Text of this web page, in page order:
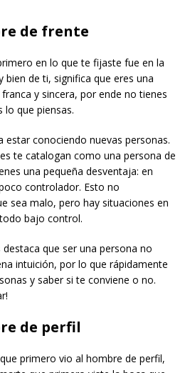
de frente
en lo que te fijaste fue en la
bien de ti, significa que eres una
y sincera, por ende no tienes
lo que piensas.
conociendo nuevas personas.
te catalogan como una persona de
una pequeña desventaja: en
controlador. Esto no
sea malo, pero hay situaciones en
bajo control.
que ser una persona no
intuición, por lo que rápidamente
y saber si te conviene o no.
de perfil
primero vio al hombre de perfil,